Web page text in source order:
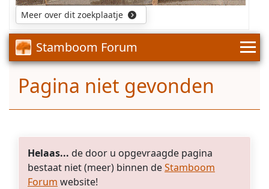
Meer over dit zoekplaatje
Stamboom Forum
Pagina niet gevonden
Helaas... de door u opgevraagde pagina
bestaat niet (meer) binnen deStamboom
Forum website!